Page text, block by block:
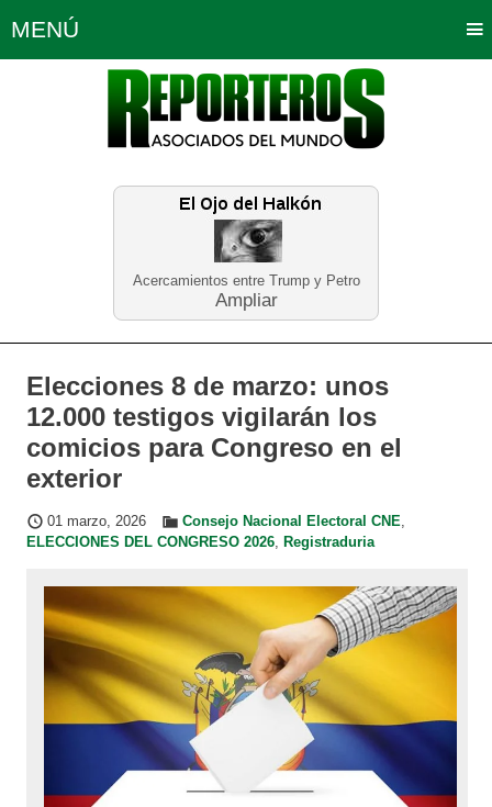
Acercamientos entre Trump y Petro
Ampliar
MENÚ
Política Opinión Bogotá
Planeta Tierra Deportes
Educación Neira
Elecciones 8 de marzo: unos
12.000 testigos vigilarán los
comicios para Congreso en el
exterior
01 marzo, 2026 Consejo Nacional Electoral CNE,
ELECCIONES DEL CONGRESO 2026, Registraduria